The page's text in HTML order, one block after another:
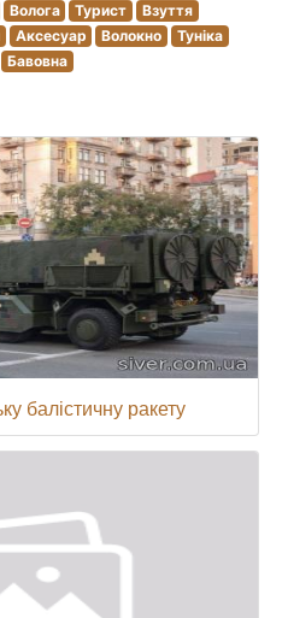
Волога Турист
Взуття
Аксесуар Волокно
Туніка
Бавовна
балістичну ракету